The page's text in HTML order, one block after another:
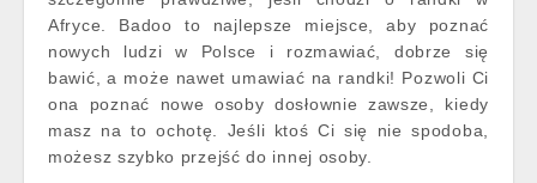
Afryce. Badoo to najlepsze miejsce, aby poznać
nowych ludzi w Polsce i rozmawiać, dobrze się
bawić, a może nawet umawiać na randki! Pozwoli Ci
ona poznać nowe osoby dosłownie zawsze, kiedy
masz na to ochotę. Jeśli ktoś Ci się nie spodoba,
możesz szybko przejść do innej osoby.